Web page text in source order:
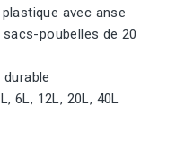
avec anse
poubelles de 20
6L, 12L, 20L, 40L